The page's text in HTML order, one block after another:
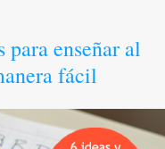
enseñar al
fácil